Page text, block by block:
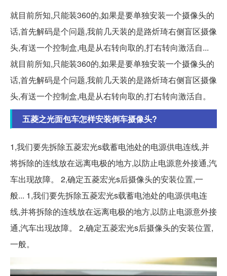
就目前所知,只能装360的,如果是要单独安装一个摄像头的
话,首先解码是个问题,我前几天装的是路炘琦右侧盲区摄像
头,有送一个控制盒,电是从右转向取的,打右转向激活自...
就目前所知,只能装360的,如果是要单独安装一个摄像头的
话,首先解码是个问题,我前几天装的是路炘琦右侧盲区摄像
头,有送一个控制盒,电是从右转向取的,打右转向激活自。
五菱之光面包车怎样安装倒车摄像头?
1,我们要先拆除五菱宏光s载蓄电池处的电源供电连线,并
将拆除的连线放在远离电极的地方,以防止电源意外接通,汽
车出现故障。 2,确定五菱宏光s后摄像头的安装位置,一
般... 1,我们要先拆除五菱宏光s载蓄电池处的电源供电连
线,并将拆除的连线放在远离电极的地方,以防止电源意外接
通,汽车出现故障。 2,确定五菱宏光s后摄像头的安装位置,
一般。